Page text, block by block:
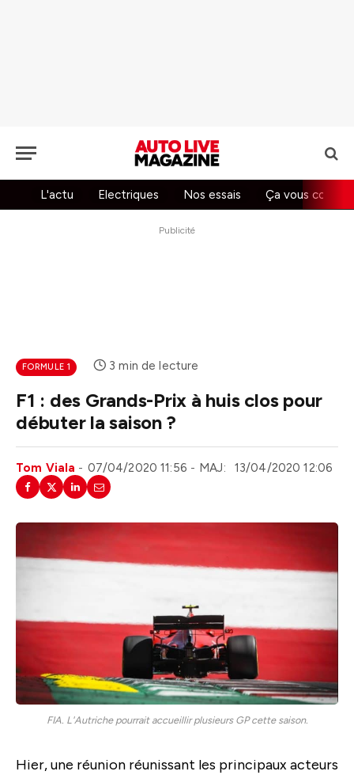
L'actu Electriques Nos essais Ça vous
Publicité
FORMULE 1 3 min de lecture
F1 : des Grands-Prix à huis clos pour
débuter la saison ?
Tom Viala 07/04/2020 11:56 MAJ: 13/04/2020 12:06
FIA. L'Autriche pourrait accueillir plusieurs GP cette saison.
Hier, une réunion réunissant les principaux acteurs